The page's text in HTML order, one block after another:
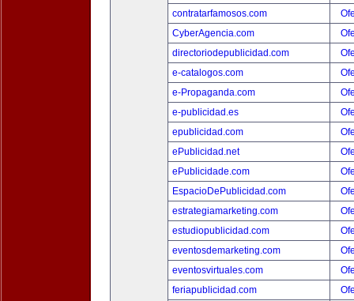
contratarfamosos.com
CyberAgencia.com
directoriodepublicidad.com
e-catalogos.com
e-Propaganda.com
e-publicidad.es
epublicidad.com
ePublicidad.net
ePublicidade.com
EspacioDePublicidad.com
estrategiamarketing.com
estudiopublicidad.com
eventosdemarketing.com
eventosvirtuales.com
feriapublicidad.com